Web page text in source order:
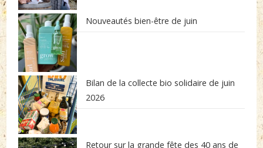
Nouveautés bien-être de juin
Bilan de la collecte bio solidaire de juin
2026
Retour sur la grande fête des 40 ans de